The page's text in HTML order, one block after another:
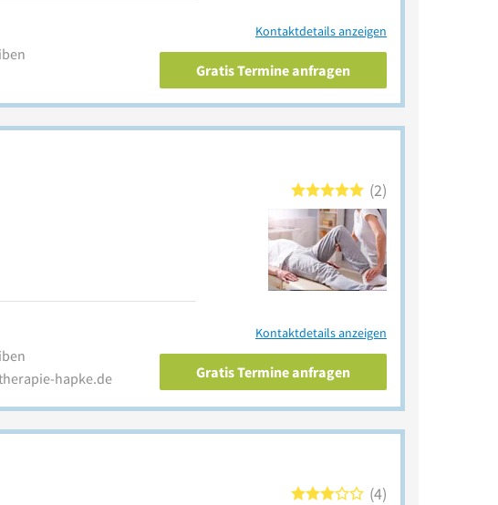
Kontaktdetails anzeigen
Gratis Termine anfragen
2
hapke.de
Kontaktdetails anzeigen
Gratis Termine anfragen
4